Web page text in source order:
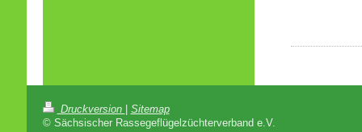
Druckversion
Sitemap
© Sächsischer Rassegeflügelzüchterverband e.V.